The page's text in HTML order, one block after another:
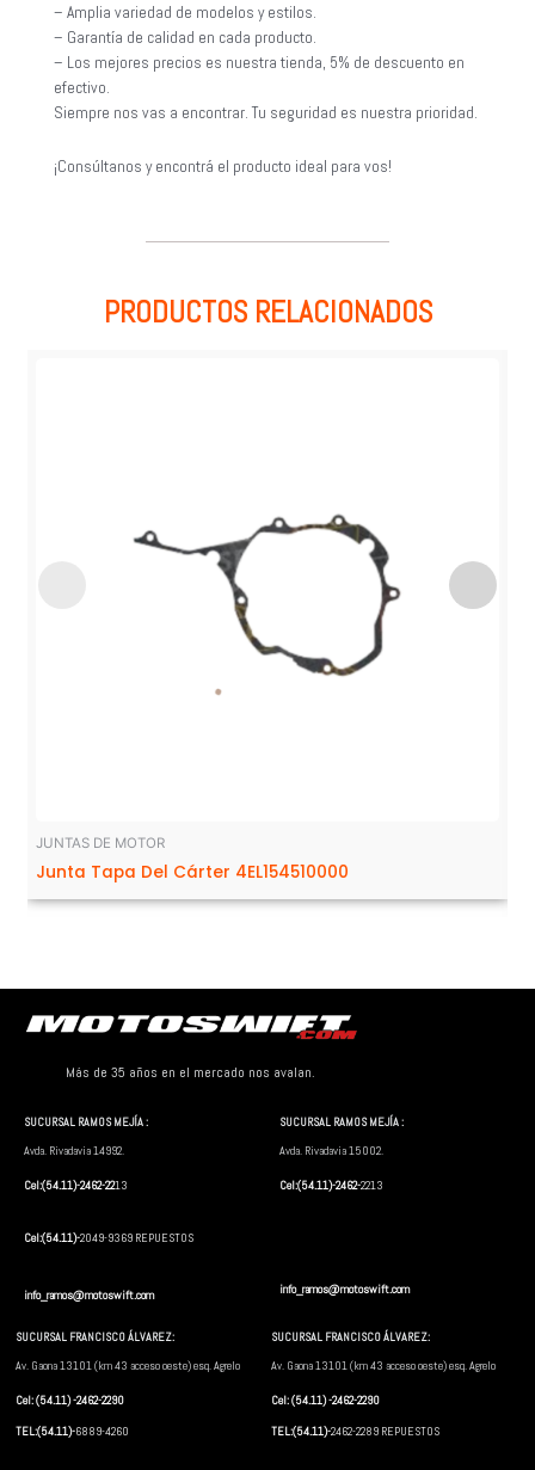
– Amplia variedad de modelos y estilos.
– Garantía de calidad en cada producto.
– Los mejores precios es nuestra tienda, 5% de descuento en
efectivo.
Siempre nos vas a encontrar. Tu seguridad es nuestra prioridad.
¡Consúltanos y encontrá el producto ideal para vos!
PRODUCTOS RELACIONADOS
JUNTAS DE MOTOR
Junta Tapa Del Cárter 4EL154510000
Más de 35 años en el mercado nos avalan.
SUCURSAL RAMOS MEJÍA :
Avda. Rivadavia 14992.
Cel:(54.11)-2462-2213
Cel:(54.11)-2049-9369 REPUESTOS
info_ramos@motoswift.com
SUCURSAL RAMOS MEJÍA :
Avda. Rivadavia 15002.
Cel:(54.11)-2462-2213
info_ramos@motoswift.com
SUCURSAL FRANCISCO ÁLVAREZ:
Av. Gaona 13101 (km 43 acceso oeste) esq. Agrelo
Cel: (54.11) -2462-2290
TEL:(54.11)-6889-4260
SUCURSAL FRANCISCO ÁLVAREZ:
Av. Gaona 13101 (km 43 acceso oeste) esq. Agrelo
Cel: (54.11) -2462-2290
TEL:(54.11)-2462-2289 REPUESTOS